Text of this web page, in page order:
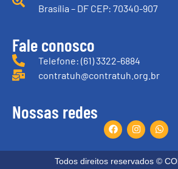
Brasília – DF CEP: 70340-907
Fale conosco
Telefone: (61) 3322-6884
contratuh@contratuh.org.br
Nossas redes
Todos direitos reservados ©